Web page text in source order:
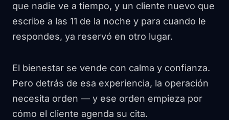
que nadie ve a tiempo, y un cliente nuevo que
escribe a las 11 de la noche y para cuando le
respondes, ya reservó en otro lugar.
El bienestar se vende con calma y confianza.
Pero detrás de esa experiencia, la operación
necesita orden — y ese orden empieza por
cómo el cliente agenda su cita.